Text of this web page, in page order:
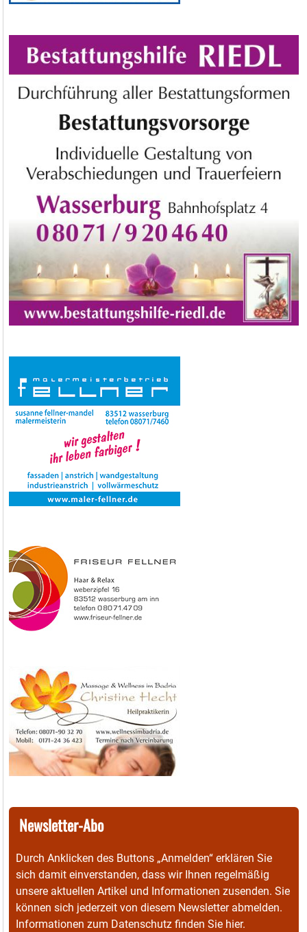
Newsletter-Abo
Durch Anklicken des Buttons „Anmelden“ erklären Sie
sich damit einverstanden, dass wir Ihnen regelmäßig
unsere aktuellen Artikel und Informationen zusenden. Sie
können sich jederzeit von diesem Newsletter abmelden.
Informationen zum Datenschutz finden Sie hier.